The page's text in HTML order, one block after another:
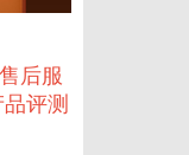
后服
评测